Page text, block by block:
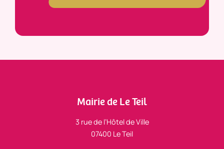
Mairie de Le Teil
3 rue de l’Hôtel de Ville
07400 Le Teil